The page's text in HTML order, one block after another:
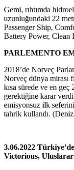
Gemi, rıhtımda
uzunluğundaki 22
Passenger Ship,
Battery Power, Clean
PARLEMENTO
2018’de Norveç
Norveç dünya mirası
kısa sürede ve en
gerektiğine karar
emisyonsuz ilk
tahrik kullandı.
3.06.2022
Victorious,